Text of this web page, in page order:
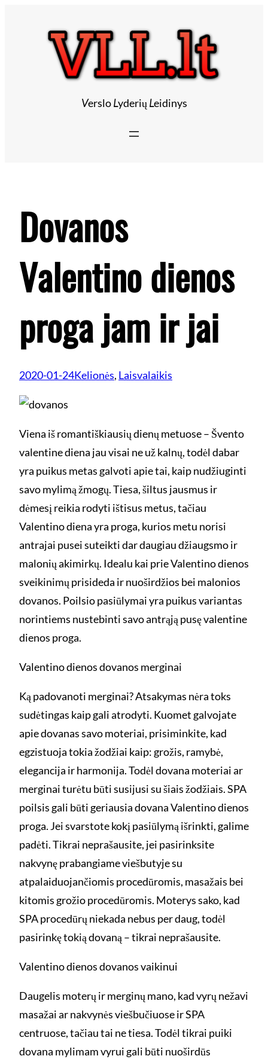
VersloLyderių Leidinys
Dovanos
Valentino dienos
proga jam ir jai
2020-01-24Kelionės, Laisvalaikis
Viena iš romantiškiausių dienų metuose – Švento
valentine diena jau visai ne už kalnų, todėl dabar
yra puikus metas galvoti apie tai, kaip nudžiuginti
savo mylimą žmogų. Tiesa, šiltus jausmus ir
dėmesį reikia rodyti ištisus metus, tačiau
Valentino diena yra proga, kurios metu norisi
antrajai pusei suteikti dar daugiau džiaugsmo ir
malonių akimirkų. Idealu kai prie Valentino dienos
sveikinimų prisideda ir nuoširdžios bei malonios
dovanos. Poilsio pasiūlymai yra puikus variantas
norintiems nustebinti savo antrąją pusę valentine
dienos proga.
Valentino dienos dovanos merginai
Ką padovanoti merginai? Atsakymas nėra toks
sudėtingas kaip gali atrodyti. Kuomet galvojate
apie dovanas savo moteriai, prisiminkite, kad
egzistuoja tokia žodžiai kaip: grožis, ramybė,
elegancija ir harmonija. Todėl dovana moteriai ar
merginai turėtu būti susijusi su šiais žodžiais. SPA
poilsis gali būti geriausia dovana Valentino dienos
proga. Jei svarstote kokį pasiūlymą išrinkti, galime
padėti. Tikrai neprašausite, jei pasirinksite
nakvynę prabangiame viešbutyje su
atpalaiduojančiomis procedūromis, masažais bei
kitomis grožio procedūromis. Moterys sako, kad
SPA procedūrų niekada nebus per daug, todėl
pasirinkę tokią dovaną – tikrai neprašausite.
Valentino dienos dovanos vaikinui
Daugelis moterų ir merginų mano, kad vyrų nežavi
masažai ar nakvynės viešbučiuose ir SPA
centruose, tačiau tai ne tiesa. Todėl tikrai puiki
dovana mylimam vyrui gali būti nuoširdūs